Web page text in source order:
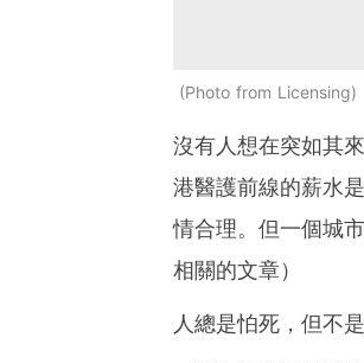
Photo from Licensing
沒有人想在突如其
港醫護前線的薪水
情合理。但一個城
相關的文章）
人總是怕死，但不